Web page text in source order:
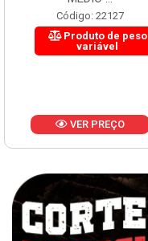
Código: 22127
Produto de peso
variável
VER PREÇO